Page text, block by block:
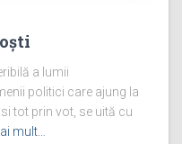
a lumii
politici care ajung la
tot prin vot, se uită cu
mult…